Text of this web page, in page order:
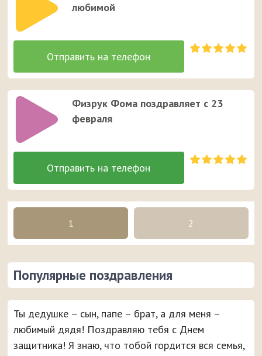
любимой
Физрук Фома поздравляет с 23
февраля
1 2
Популярные поздравления
Ты дедушке – сын, папе – брат, а для меня –
любимый дядя! Поздравляю тебя с Днем
защитника! Я знаю, что тобой гордится вся семья,